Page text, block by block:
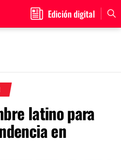
Edición digital
latino para
en